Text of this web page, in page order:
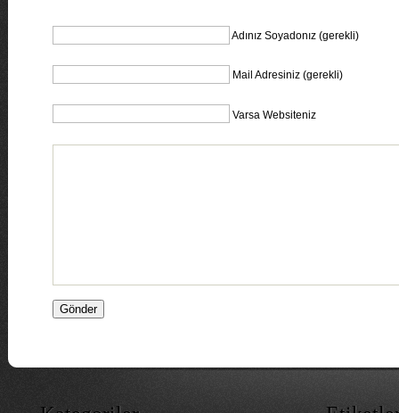
Adınız Soyadonız (gerekli)
Mail Adresiniz (gerekli)
Varsa Websiteniz